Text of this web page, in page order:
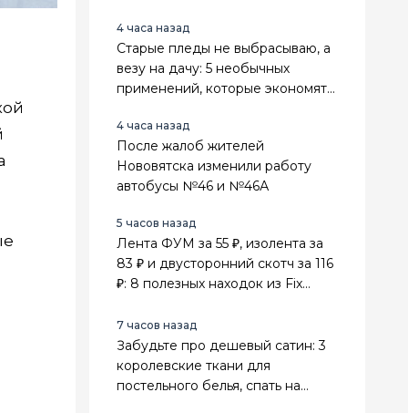
4 часа назад
Старые пледы не выбрасываю, а
везу на дачу: 5 необычных
применений, которые экономят
4 часа назад
После жалоб жителей
Нововятска изменили работу
автобусы №46 и №46А
5 часов назад
Лента ФУМ за 55 ₽, изолента за
83 ₽ и двусторонний скотч за 116
₽: 8 полезных находок из Fix
7 часов назад
Забудьте про дешевый сатин: 3
королевские ткани для
постельного белья, спать на